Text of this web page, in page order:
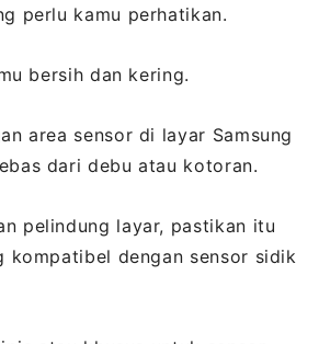
perlu kamu perhatikan.
bersih dan kering.
area sensor di layar Samsung
dari debu atau kotoran.
pelindung layar, pastikan itu
kompatibel dengan sensor sidik